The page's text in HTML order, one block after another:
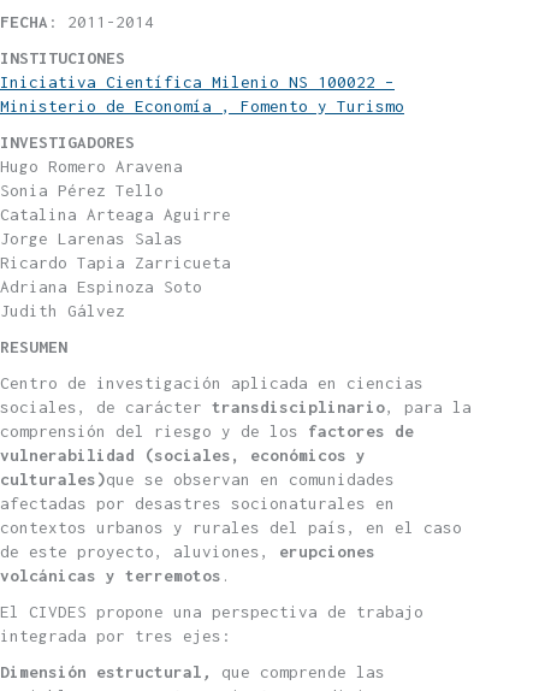
FECHA : 2011-2014
INSTITUCIONES
Iniciativa Científica Milenio NS 100022 –
Ministerio de Economía , Fomento y Turismo
INVESTIGADORES
Hugo Romero Aravena
Sonia Pérez Tello
Catalina Arteaga Aguirre
Jorge Larenas Salas
Ricardo Tapia Zarricueta
Adriana Espinoza Soto
Judith Gálvez
RESUMEN
Centro de investigación aplicada en ciencias
sociales, de carácter transdisciplinario, para la
comprensión del riesgo y de los factores de
vulnerabilidad (sociales, económicos y
culturales)que se observan en comunidades
afectadas por desastres socionaturales en
contextos urbanos y rurales del país, en el caso
de este proyecto, aluviones, erupciones
volcánicas y terremotos .
El CIVDES propone una perspectiva de trabajo
integrada por tres ejes:
Dimensión estructural , que comprende las